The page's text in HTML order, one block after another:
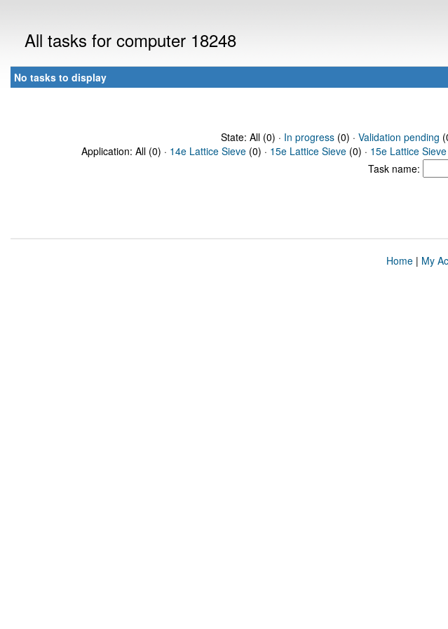
All tasks for computer 18248
No tasks to display
State: All (0) · In progress(0) · Validation pending
Application: All (0) · 14e Lattice Sieve (0) · 15e Lattice Sieve (0) · 15e Lattice
Task name:
Home| My